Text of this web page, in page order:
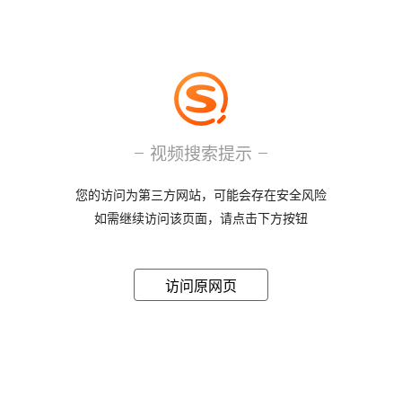
视频搜索提示
您的访问为第三方网站，可能会存在安全风险
如需继续访问该页面，请点击下方按钮
访问原网页